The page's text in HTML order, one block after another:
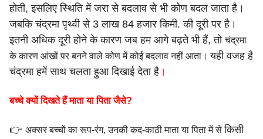
होती, इसलिए स्थिति में जरा से बदलाव से भीकोण बदल जाता है।
जबकि चंद्रमा पृथ्वी से 3 लाख 84 हजार किमी. कीदूरी पर है।
इतनी अधिक दूरी होने के कारण जब हम आगे बढ़ते भी हैं, तोचंद्रमा
के कारण आंखों पर बनने वाले कोण में कोई बदलाव नहीं आता।यही वजह है
चंद्रमा हमें साथ चलता हुआ दिखाई देता है ।
बच्चे क्यों दिखते हैं माता या पिता जैसे?
👉 अक्सर बच्चों का रूप-रंग, उनकी कद-काठी माता या पिता में सेकिसी